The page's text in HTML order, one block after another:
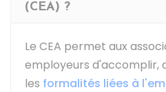
(CEA) ?
Le CEA permet aux
employeurs d'accomplir,
les formalités liées à